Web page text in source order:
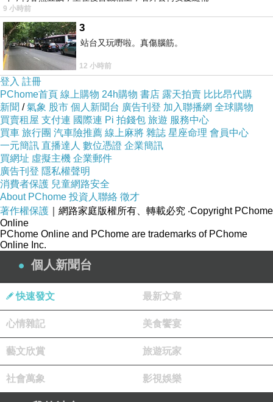
◆使用方法：直接倒入口中食用。若有不易吞服的情形，也可
搭配冷、溫開水食用(45。C以下)
◆建議用量如下：
兒童：1包/日
青中年：2包/日
老年人：1 - 2 包/日
加強保養：每日2次，早晚各1包，餐後配開水吞服
◆保存方式：理想的保存方式為冷藏於4℃冰箱以維持菌種活
性。
室溫儲存請保持乾燥且置放於陰涼處，避免陽光直接照射，以
維持菌種活性。
◆保存期限:兩年
◆產地:台灣
◆工廠登記證號：9970425501
◆品名:沛佳菌
◆口味:蔓越莓
◆規格:每盒60條鋁箔包(2g/條)
◆主要菌株:技術移轉國立台灣大學Lactobacillus paracasei
9 小時前
3
站台又玩嘢啦。真傷腦筋。
12 小時前
登入 註冊
PChome首頁 線上購物 24h購物 書店 露天拍賣 比比昂代購
新聞 /氣象 股市 個人新聞台 廣告刊登 加入聯播網 全球購物
買賣租屋 支付連 國際連 Pi 拍錢包 旅遊 服務中心
買車 旅行團 汽車險推薦 線上麻將 雜誌 星座命理 會員中心
一元簡訊 直播達人 數位憑證 企業簡訊
買網址 虛擬主機 企業郵件
廣告刊登 隱私權聲明
消費者保護 兒童網路安全
About PChome 投資人聯絡 徵才
著作權保護 ｜網路家庭版權所有、轉載必究 ‧Copyright PChome
Online
PChome Online and PChome are trademarks of PChome
Online Inc.
個人新聞台
快速發文 最新文章
心情雜記 美食饗宴
藝文欣賞 旅遊玩家
社會萬象 影視娛樂